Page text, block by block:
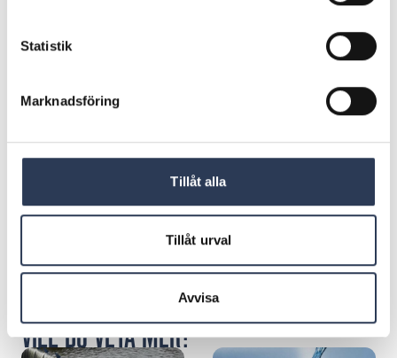
Statistik
Marknadsföring
Tillåt alla
Tillåt urval
Avvisa
Stefan Lundborg
+46 766779776Ring: + 4 6 7 6 6 7 7 9 7 7 6
VILL DU VETA MER?